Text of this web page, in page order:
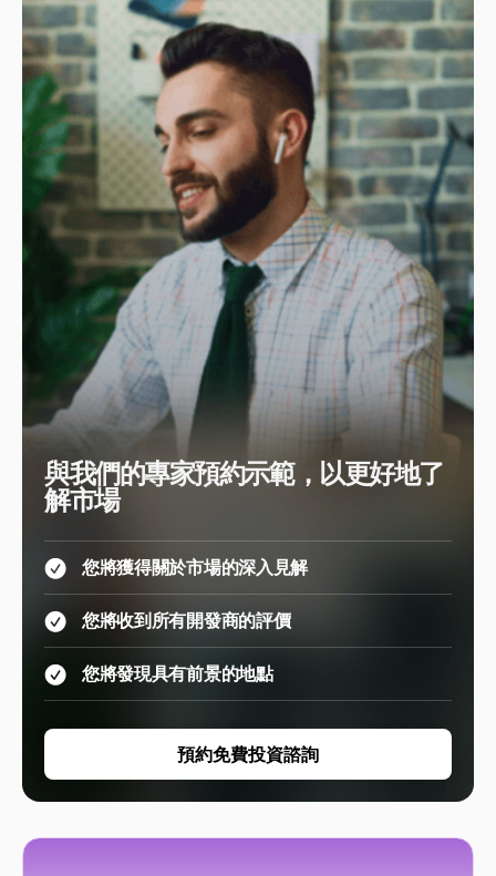
與我們的專家預約示範，以更好地了
解市場
您將獲得關於市場的深入見解
您將收到所有開發商的評價
您將發現具有前景的地點
預約免費投資諮詢